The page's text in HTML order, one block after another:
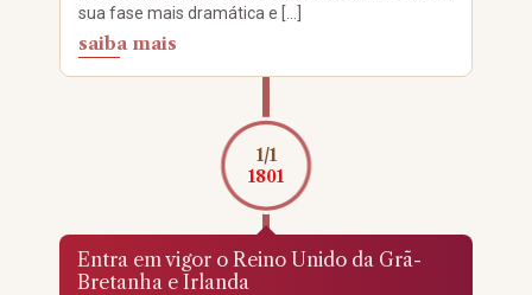
sua fase mais dramática e […]
saiba mais
Entra em vigor o Reino Unido da Grã-
Bretanha e Irlanda
1/1
1801